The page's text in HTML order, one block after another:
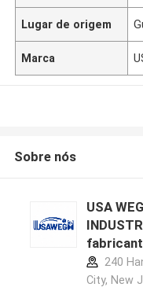
Lugar de origem
Marca
Sobre nós
USA
240
City, New